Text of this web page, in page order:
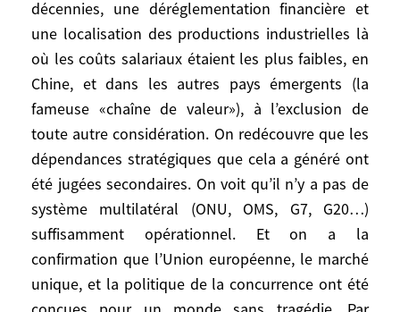
décennies, une déréglementation financière et
une localisation des productions industrielles là
où les coûts salariaux étaient les plus faibles, en
Chine, et dans les autres pays émergents (la
fameuse «chaîne de valeur»), à l’exclusion de
toute autre considération. On redécouvre que les
dépendances stratégiques que cela a généré ont
été jugées secondaires. On voit qu’il n’y a pas de
système multilatéral (ONU, OMS, G7, G20…)
suffisamment opérationnel. Et on a la
confirmation que l’Union européenne, le marché
unique, et la politique de la concurrence ont été
localisation des productions industrielles
là où les coûts salariaux étaient les plus
faibles, en Chine, et dans les autres pays
émergents (la fameuse «chaîne de valeur»),
à l’exclusion de toute autre considération.
On redécouvre que les dépendances
stratégiques que cela a généré ont été
jugées secondaires. On voit qu’il n’y a pas
de système multilatéral (ONU, OMS, G7,
G20…) suffisamment opérationnel. Et on a
la confirmation que l’Union européenne, le
marché unique, et la politique de la
concurrence ont été conçues pour un